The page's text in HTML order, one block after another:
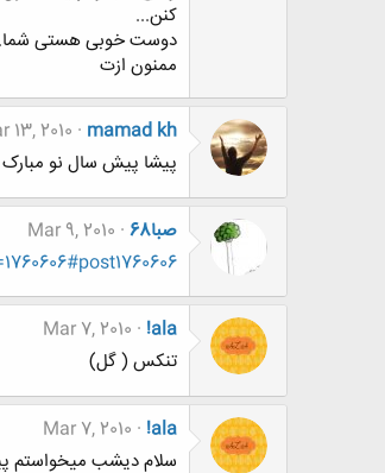
کنن...
دوست خوبی هستی
ممنون ازت
mamad kh
13, 2010
پیشا پیش سال نو مبارک
صبا68
Mar 9, 2010
!ala
Mar 7, 2010
تنکس ( گل)
!ala
Mar 7, 2010
سلام دیشب میخواستم